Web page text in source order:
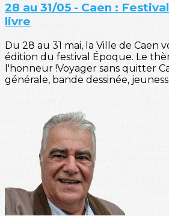
28 au 31/05 - Caen :
livre
Du 28 au 31 mai, la Ville de Caen
édition du festival Époque. Le
l'honneur !Voyager sans quitter
générale, bande dessinée,